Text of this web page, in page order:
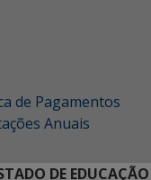
de Pagamentos
Anuais
DE EDUCAÇÃO